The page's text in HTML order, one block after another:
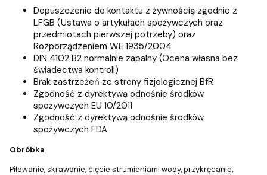
Dopuszczenie do kontaktu z żywnością zgodnie z
LFGB (Ustawa o artykułach spożywczych oraz
przedmiotach pierwszej potrzeby) oraz
Rozporządzeniem WE 1935/2004
DIN 4102 B2 normalnie zapalny (Ocena własna bez
świadectwa kontroli)
Brak zastrzeżeń ze strony fizjologicznej BfR
Zgodność z dyrektywą odnośnie środków
spożywczych EU 10/2011
Zgodność z dyrektywą odnośnie środków
spożywczych FDA
Obróbka
Piłowanie, skrawanie, cięcie strumieniami wody, przykręcanie,